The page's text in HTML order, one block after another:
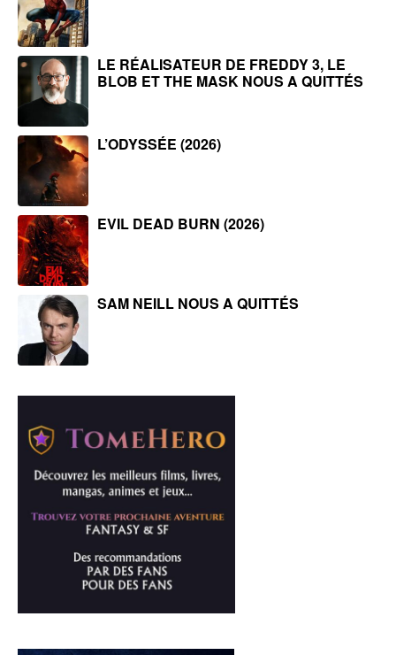
LE RÉALISATEUR DE FREDDY 3, LE
BLOB ET THE MASK NOUS A QUITTÉS
L’ODYSSÉE (2026)
EVIL DEAD BURN (2026)
SAM NEILL NOUS A QUITTÉS